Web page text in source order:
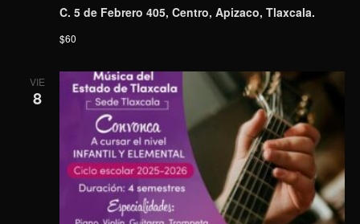
C. 5 de Febrero 405, Centro, Apizaco, Tlaxcala.
$60
VIE
8